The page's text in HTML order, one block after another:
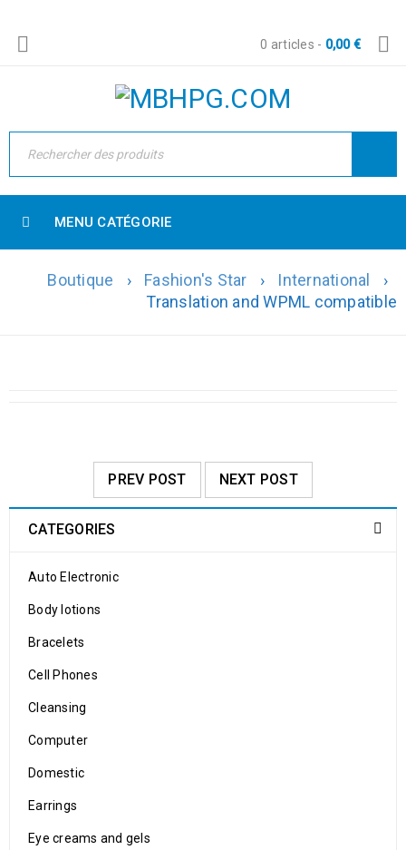
0 articles - 0,00€
MENU CATÉGORIE
Boutique › Fashion's Star › International
›
Translation and WPML compatible
PREV POST NEXT POST
CATEGORIES
Auto Electronic
Body lotions
Bracelets
Cell Phones
Cleansing
Computer
Domestic
Earrings
Eye creams and gels